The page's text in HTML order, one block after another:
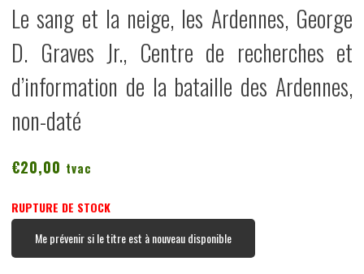
Le sang et la neige, les Ardennes, George
D. Graves Jr., Centre de recherches et
d’information de la bataille des Ardennes,
non-daté
€20,00 tvac
RUPTURE DE STOCK
Me prévenir si le titre est à nouveau disponible